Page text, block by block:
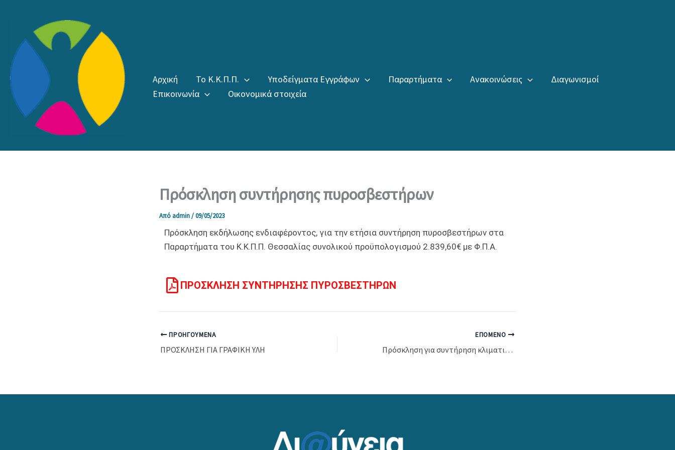
περιεχόμενο
Αρχική Το Κ.Κ.Π.Π. Υποδείγματα Εγγράφων Παραρτήματα Ανακοινώσεις
Διαγωνισμοί
Επικοινωνία
Οικονομικά στοιχεία
Πρόσκληση συντήρησης πυροσβεστήρων
Από admin/09/05/2023
Πρόσκληση εκδήλωσης ενδιαφέροντος, για την ετήσια συντήρηση πυροσβεστήρων στα
Παραρτήματα του Κ.Κ.Π.Π. Θεσσαλίας συνολικού προϋπολογισμού 2.839,60€ με Φ.Π.Α.
ΠΡΟΣΚΛΗΣΗ ΣΥΝΤΗΡΗΣΗΣ ΠΥΡΟΣΒΕΣΤΗΡΩΝ
ΠΡΟΗΓΟΎΜΕΝΑ
ΠΡΟΣΚΛΗΣΗ ΓΙΑ ΓΡΑΦΙΚΗ ΥΛΗ
ΕΠΌΜΕΝΟ
Πρόσκληση για συντήρηση κλιματιστικών